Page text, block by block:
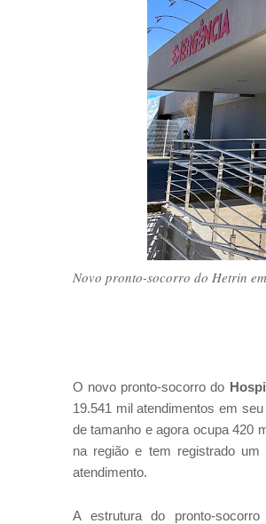
Novo pronto-socorro do Hetrin
O novo pronto-socorro do
19.541 mil atendimentos em
de tamanho e agora ocupa 420
na região e tem registrado um
atendimento.
A estrutura do pronto-socorro